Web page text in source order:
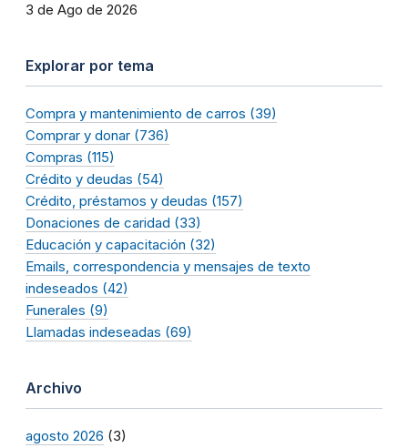
3 de Ago de 2026
Explorar por tema
Compra y mantenimiento de carros (39)
Comprar y donar (736)
Compras (115)
Crédito y deudas (54)
Crédito, préstamos y deudas (157)
Donaciones de caridad (33)
Educación y capacitación (32)
Emails, correspondencia y mensajes de texto
indeseados (42)
Funerales (9)
Llamadas indeseadas (69)
Archivo
agosto 2026 (3)